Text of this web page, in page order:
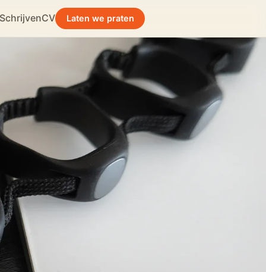
SchrijvenCV Laten we praten